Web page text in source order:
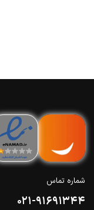
شماره تماس
021-91691344